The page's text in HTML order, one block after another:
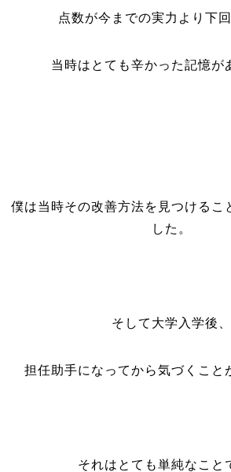
点数が今までの実力より下
当時はとても辛かった記憶が
僕は当時その改善方法を見つけるこ
した。
そして大学入学後、
担任助手になってから気づくこと
それはとても単純なこと